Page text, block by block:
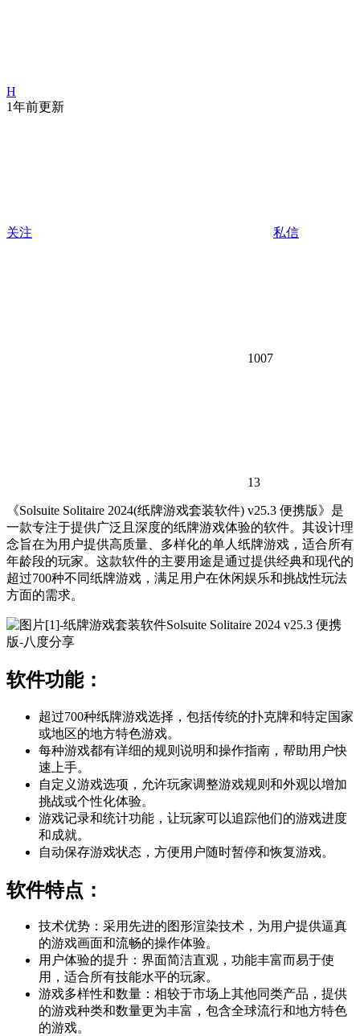
H
1年前更新
关注 私信
1007
13
《Solsuite Solitaire 2024(纸牌游戏套装软件) v25.3 便携版》是
一款专注于提供广泛且深度的纸牌游戏体验的软件。其设计理
念旨在为用户提供高质量、多样化的单人纸牌游戏，适合所有
年龄段的玩家。这款软件的主要用途是通过提供经典和现代的
超过700种不同纸牌游戏，满足用户在休闲娱乐和挑战性玩法
方面的需求。
软件功能：
超过700种纸牌游戏选择，包括传统的扑克牌和特定国家
或地区的地方特色游戏。
每种游戏都有详细的规则说明和操作指南，帮助用户快
速上手。
自定义游戏选项，允许玩家调整游戏规则和外观以增加
挑战或个性化体验。
游戏记录和统计功能，让玩家可以追踪他们的游戏进度
和成就。
自动保存游戏状态，方便用户随时暂停和恢复游戏。
软件特点：
技术优势：采用先进的图形渲染技术，为用户提供逼真
的游戏画面和流畅的操作体验。
用户体验的提升：界面简洁直观，功能丰富而易于使
用，适合所有技能水平的玩家。
游戏多样性和数量：相较于市场上其他同类产品，提供
的游戏种类和数量更为丰富，包含全球流行和地方特色
的游戏。